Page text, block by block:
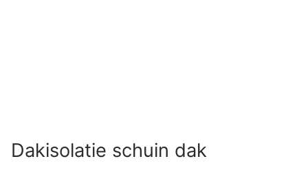
Dakisolatie schuin dak